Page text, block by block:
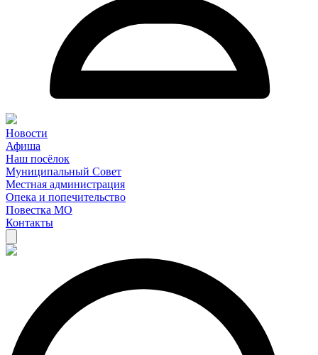
Новости
Афиша
Наш посёлок
Муниципальный Совет
Местная администрация
Опека и попечительство
Повестка МО
Контакты